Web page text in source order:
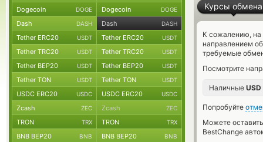
Курсы обмена
К сожалению, на
направлением
требуемые
Посмотрите
Наличные USD
Попробуйте
Можете
BestChange
Dogecoin DOGE Dogecoin DOGE
Dash DASH Dash DASH
Tether ERC20 USDT Tether ERC20 USDT
Tether TRC20 USDT Tether TRC20 USDT
Tether BEP20 USDT Tether BEP20 USDT
Tether TON USDT Tether TON USDT
USDC ERC20 USDC USDC ERC20 USDC
Zcash ZEC Zcash ZEC
TRON TRX TRON TRX
BNB BEP20 BNB BNB BEP20 BNB